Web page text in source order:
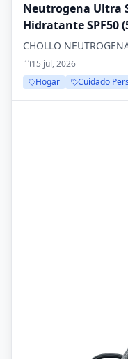
Neutrogena Ultra
Hidratante SPF50
50 de amplio
ligera e
al agua
CHOLLO
15 jul, 2026
Hogar
Cuidado